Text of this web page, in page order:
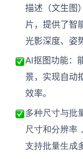
AI生成用户旅程图
AI生成鱼骨图
数据分析与策略
描述（文生图
片，提供了智
光影深度、姿
AI抠图功能：
景，实现自动
效率。
多种尺寸与批
尺寸和分辨率
支持批量生成